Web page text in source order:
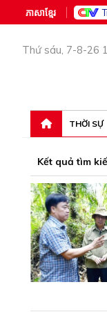
ភាសាខ្មែរ
Thứ sáu, 7-8-26
THỜI SỰ
Kết quả tìm